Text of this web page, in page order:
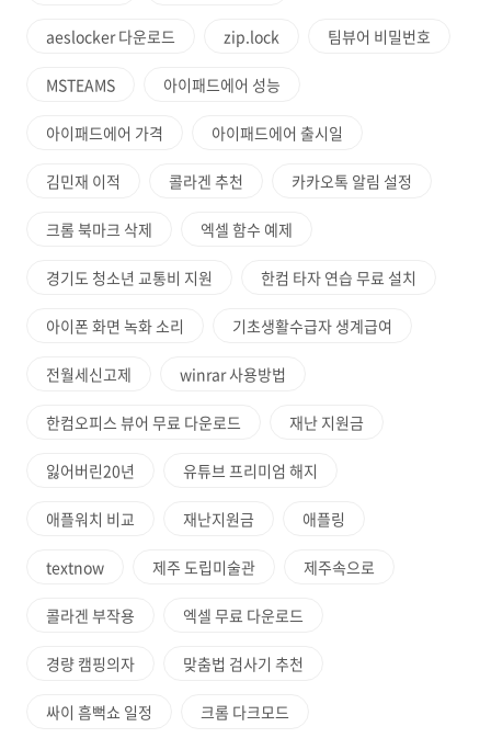
aeslocker 다운로드 zip.lock 팀뷰어 비밀번호
MSTEAMS 아이패드에어 성능
아이패드에어 가격 아이패드에어 출시일
김민재 이적 콜라겐 추천 카카오톡 알림 설정
크롬 북마크 삭제 엑셀 함수 예제
경기도 청소년 교통비 지원 한컴 타자 연습 무료 설치
아이폰 화면 녹화 소리 기초생활수급자 생계급여
전월세신고제 winrar 사용방법
한컴오피스 뷰어 무료 다운로드 재난 지원금
잃어버린20년 유튜브 프리미엄 해지
애플워치 비교 재난지원금 애플링
textnow 제주 도립미술관 제주속으로
콜라겐 부작용 엑셀 무료 다운로드
경량 캠핑의자 맞춤법 검사기 추천
싸이 흠뻑쇼 일정 크롬 다크모드